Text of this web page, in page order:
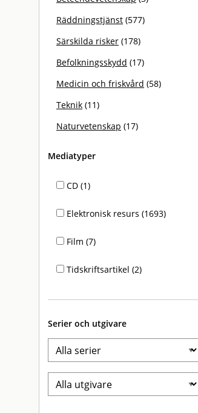
Räddningstjänst (577)
Särskilda risker (178)
Befolkningsskydd (17)
Medicin och friskvård (58)
Teknik (11)
Naturvetenskap (17)
Mediatyper
CD (1)
Elektronisk resurs (1693)
Film (7)
Tidskriftsartikel (2)
Serier och utgivare